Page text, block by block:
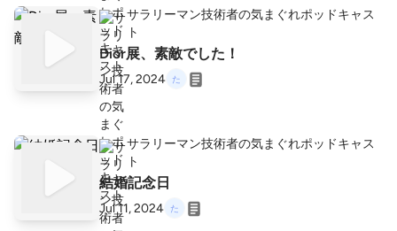
サラリーマン技術者の気まぐれポッドキャス
ト
Dior展、素敵でした！
Jul 17, 2024
サラリーマン技術者の気まぐれポッドキャス
ト
結婚記念日
Jul 11, 2024